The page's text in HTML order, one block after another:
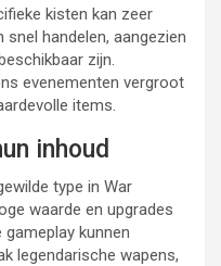
kisten kan zeer
handelen, aangezien
zijn.
evenementen vergroot
items.
inhoud
type in War
waarde en upgrades
kunnen
legendarische wapens,